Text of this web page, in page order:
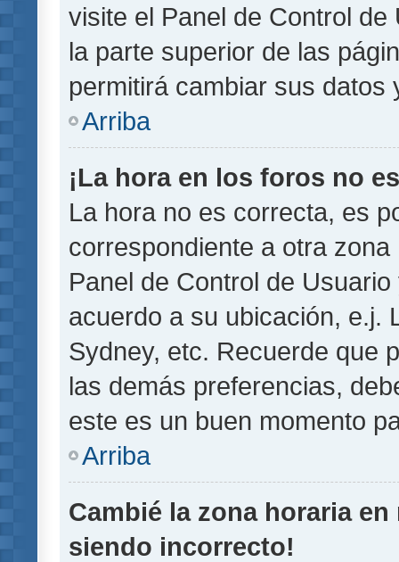
visite el Panel de Control
la parte superior de las
permitirá cambiar sus datos
Arriba
¡La hora en los foros no
La hora no es correcta, es
correspondiente a otra
Panel de Control de
acuerdo a su ubicación, e.j.
Sydney, etc. Recuerde que
las demás preferencias,
este es un buen momento
Arriba
Cambié la zona horaria
siendo incorrecto!